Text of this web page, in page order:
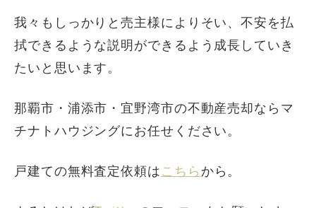
我々もしっかりと売主様によりそい、不安を払
拭できるような説明ができるよう成長していき
たいと思います。
那覇市・浦添市・宜野湾市の不動産売却ならマ
チナトハウジングにお任せください。
戸建ての無料査定依頼はこちら から。